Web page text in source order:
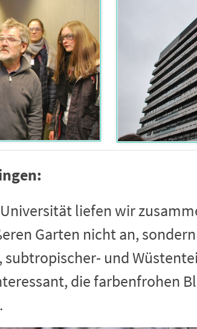
liefen wir
Garten nicht an,
subtropischer- und
die farbenfrohen